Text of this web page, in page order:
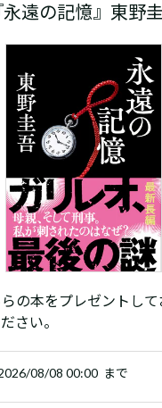
遠の記憶』東野
の本をプレゼントして
さい。
08/08 00:00 まで